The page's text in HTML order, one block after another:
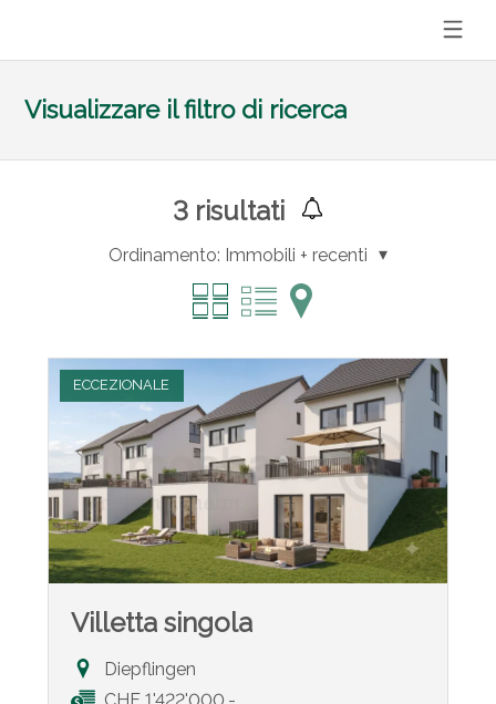
Visualizzare il filtro di ricerca
3risultati
Ordinamento: Immobili + recenti
ECCEZIONALE
Villetta singola
Diepflingen